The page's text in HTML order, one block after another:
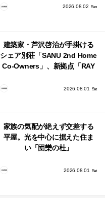
2026.08.02 Sun
建築家・芦沢啓治が手掛ける
シェア別荘「SANU 2nd Home
Co-Owners」、新拠点「RAY
2026.08.01 Sat
家族の気配が絶えず交差する
平屋。光を中心に据えた住ま
い「団欒の杜」
2026.08.01 Sat